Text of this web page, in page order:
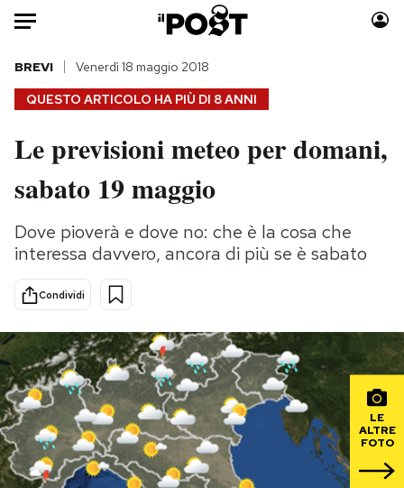
Auto
HOME
Italia
Politica
Tecnologia
Internet
Scienza
Cultura
Economia
Sport
Moda
Storie/Idee
Ok Boomer!
Altrecose
Mondiali calcio 2026
PODCAST
QUESTO ARTICOLO HA PIÙ DI 8 ANNI
BREVI Venerdì 18 maggio 2018
Le previsioni meteo per domani,
sabato 19 maggio
Dove pioverà e dove no: che è la cosa che
interessa davvero, ancora di più se è sabato
Condividi
LE
ALTRE
FOTO